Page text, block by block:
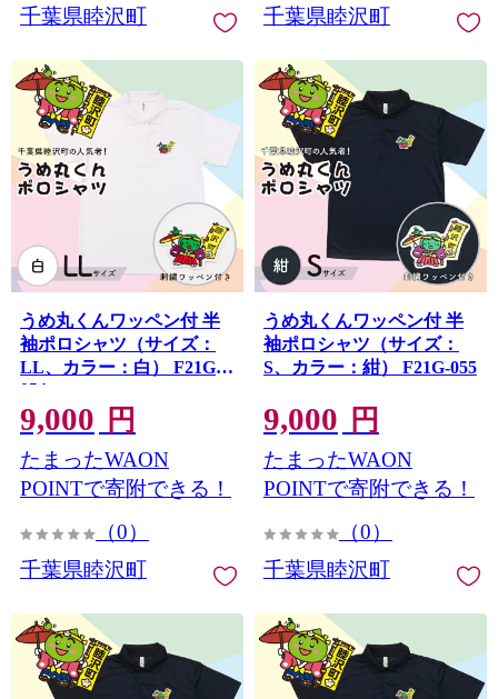
千葉県睦沢町
千葉県睦沢町
うめ丸くんワッペン付 半
袖ポロシャツ（サイズ：
LL、カラー：白） F21G-
054
9,000 円
たまったWAON
POINTで寄附できる！
（0）
千葉県睦沢町
うめ丸くんワッペン付 半
袖ポロシャツ（サイズ：
S、カラー：紺） F21G-055
9,000 円
たまったWAON
POINTで寄附できる！
（0）
千葉県睦沢町